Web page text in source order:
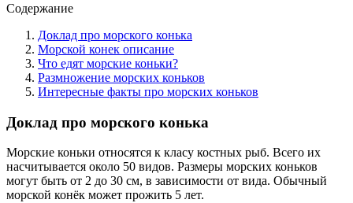
Содержание
Доклад про морского конька
Морской конек описание
Что едят морские коньки?
Размножение морских коньков
Интересные факты про морских коньков
Доклад про морского конька
Морские коньки относятся к класу костных рыб. Всего их
насчитывается около 50 видов. Размеры морских коньков
могут быть от 2 до 30 см, в зависимости от вида. Обычный
морской конёк может прожить 5 лет.